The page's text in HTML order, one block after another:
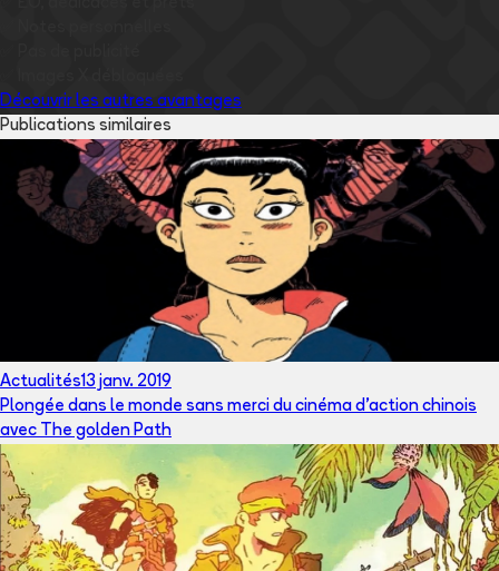
Découvrir les autres avantages
Publications similaires
Actualités13 janv. 2019
Plongée dans le monde sans merci du cinéma d'action chinois
avec The golden Path